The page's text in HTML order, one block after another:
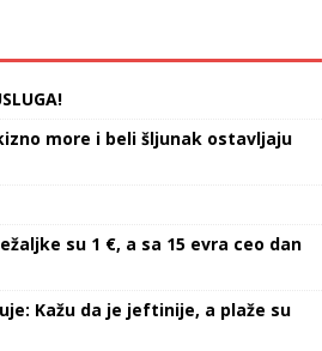
„Građanske Patrole“. Centar za
more i beli šljunak ostavljaju
su 1 €, a sa 15 evra ceo dan
Kažu da je jeftinije, a plaže su